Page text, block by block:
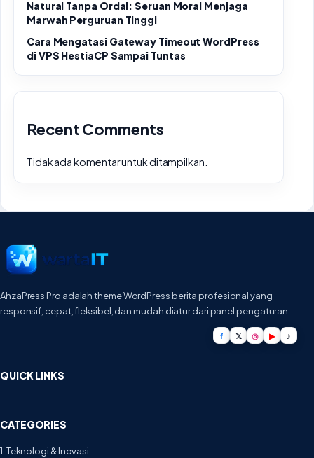
Natural Tanpa Ordal: Seruan Moral Menjaga
Marwah Perguruan Tinggi
Cara Mengatasi Gateway Timeout WordPress
di VPS HestiaCP Sampai Tuntas
Recent Comments
Tidak ada komentar untuk ditampilkan.
AhzaPress Pro adalah theme WordPress berita profesional yang
responsif, cepat, fleksibel, dan mudah diatur dari panel pengaturan.
f 𝕏 ◎ ▶ ♪
QUICK LINKS
CATEGORIES
1. Teknologi & Inovasi